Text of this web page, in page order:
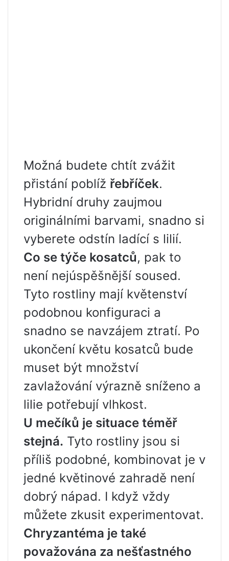
Možná budete chtít zvážit
přistání poblíž řebříček.
Hybridní druhy zaujmou
originálními barvami, snadno si
vyberete odstín ladící s lilií.
Co se týče kosatců, pak to
není nejúspěšnější soused.
Tyto rostliny mají květenství
podobnou konfiguraci a
snadno se navzájem ztratí. Po
ukončení květu kosatců bude
muset být množství
zavlažování výrazně sníženo a
lilie potřebují vlhkost.
U mečíků je situace téměř
stejná. Tyto rostliny jsou si
příliš podobné, kombinovat je v
jedné květinové zahradě není
dobrý nápad. I když vždy
můžete zkusit experimentovat.
Chryzantéma je také
považována za nešťastného